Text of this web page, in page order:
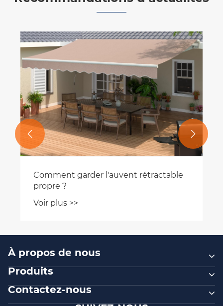
Comment garder l'auvent rétractable
propre ?
Voir plus >>
 
À propos de nous
Produits
Contactez-nous